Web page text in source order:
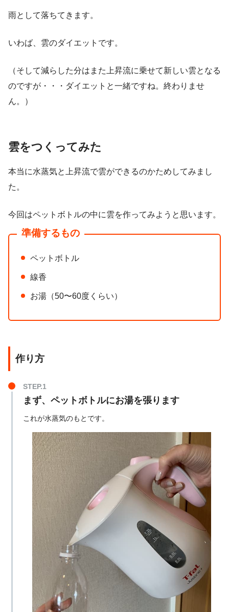
雨として落ちてきます。
いわば、雲のダイエットです。
（そして減らした分はまた上昇流に乗せて新しい雲となる
のですが・・・ダイエットと一緒ですね。終わりませ
ん。）
雲をつくってみた
本当に水蒸気と上昇流で雲ができるのかためしてみまし
た。
今回はペットボトルの中に雲を作ってみようと思います。
準備するもの
ペットボトル
線香
お湯（50〜60度くらい）
作り方
まず、ペットボトルにお湯を張ります
これが水蒸気のもとです。